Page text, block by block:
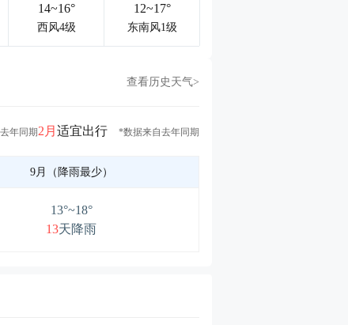
14~16°
西风4级
12~17°
东南风1级
查看历史天气>
2月 适宜出行 *数据来自去年同期
年同期
9月（降雨最少）
13°~18°
13天降雨